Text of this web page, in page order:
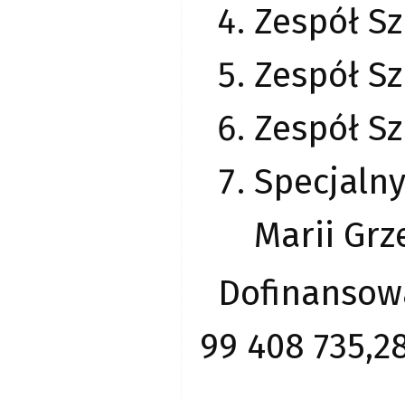
Zespół
Zespół
Zespół
Marii
99 408